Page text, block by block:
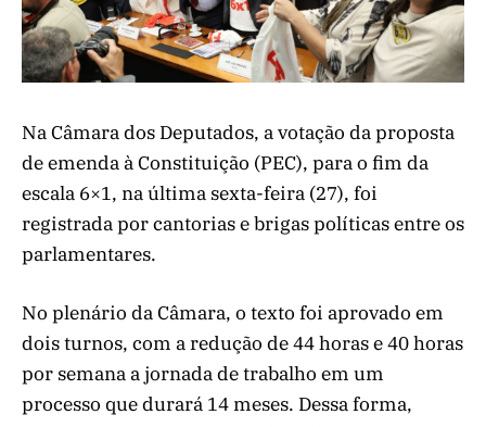
Na Câmara dos Deputados, a votação da proposta
de emenda à Constituição (PEC), para o fim da
escala 6×1, na última sexta-feira (27), foi
registrada por cantorias e brigas políticas entre os
parlamentares.
No plenário da Câmara, o texto foi aprovado em
dois turnos, com a redução de 44 horas e 40 horas
por semana a jornada de trabalho em um
processo que durará 14 meses. Dessa forma,